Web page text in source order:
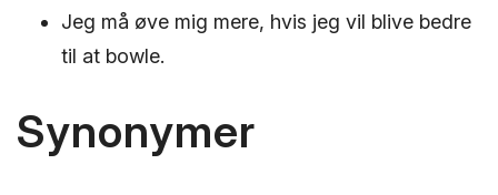
Jeg må øve mig mere, hvis jeg vil blive bedre
til at bowle.
Synonymer